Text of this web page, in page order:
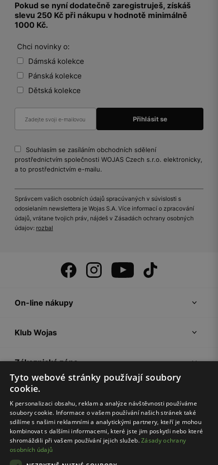
Pokud se nyní dodatečně zaregistruješ, získáš
slevu 250 Kč při nákupu v hodnotě minimálně
1000 Kč.
Chci novinky o:
Dámská kolekce
Pánská kolekce
Dětská kolekce
Souhlasím se zasíláním obchodních sdělení
prostřednictvím společnosti WOJAS Czech s.r.o. elektronicky,
a to prostřednictvím e-mailu.
Správcem vašich osobních údajů spracúvaných v súvislosti s
odosielaním newslettera je Wojas S.A. Více informací o zpracování
údajů, vrátane tvojich práv, nájdeš v Zásadách ochrany osobných
údajov: rozbal
On-line nákupy
Klub Wojas
Zákaznická zóna
Společnost Wojas
Rady
Tyto webové stránky používají soubory
cookie.
K personalizaci obsahu, reklam a analýze návštěvnosti používáme
soubory cookie. Informace o vašem používání našich stránek také
sdílíme s našimi reklamními a analytickými partnery, kteří je mohou
kombinovat s dalšími informacemi, které jste jim poskytli nebo které
shromáždili při vašem používání jejich služeb.Zásady ochrany
osobních údajů